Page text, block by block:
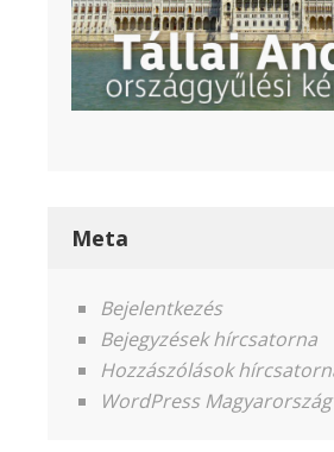
Meta
Bejelentkezés
Bejegyzések hírcsatorna
Hozzászólások
WordPress Magyarország